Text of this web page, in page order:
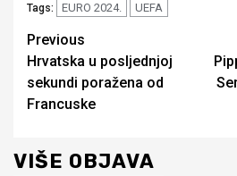
Tags: EURO 2024. UEFA
Continue
Reading
Previous
Hrvatska u posljednjoj
sekundi poražena od
Francuske
VIŠE OBJAVA